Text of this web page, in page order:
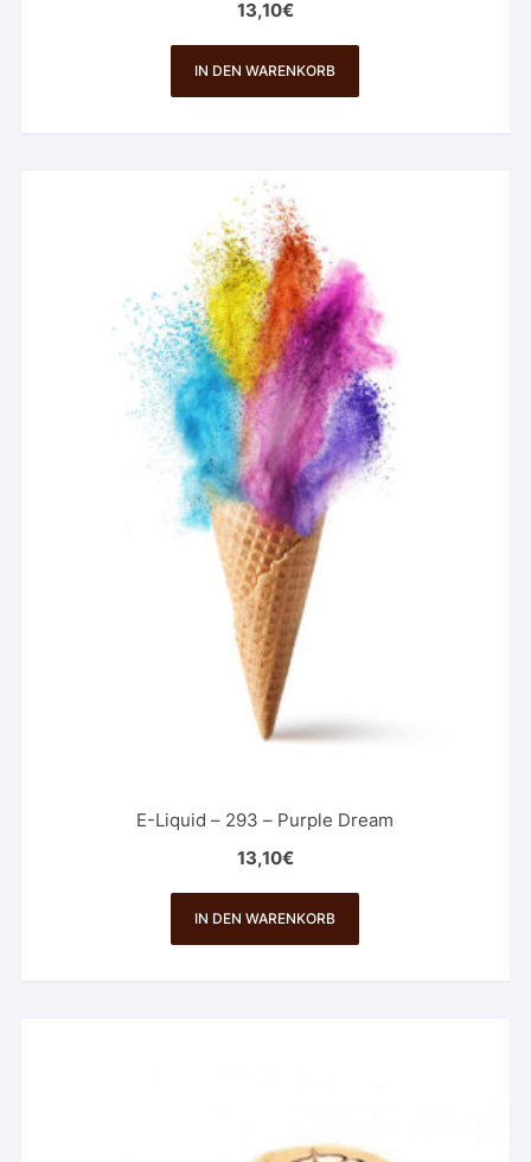
13,10€
IN DEN WARENKORB
E-Liquid – 293 – Purple Dream
13,10€
IN DEN WARENKORB